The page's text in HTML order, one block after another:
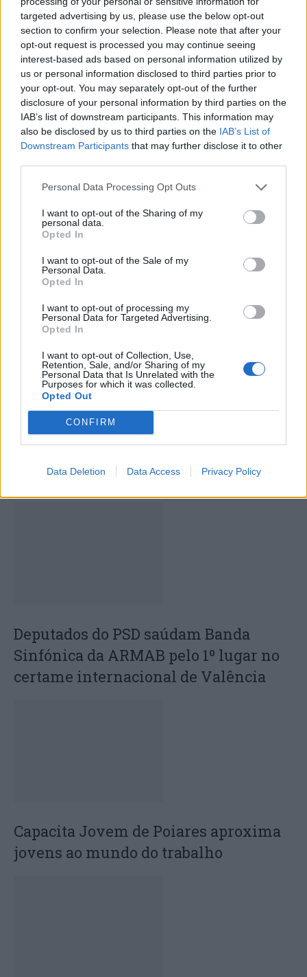
targeted advertising by us, please use the below opt-out
section to confirm your selection. Please note that after your
opt-out request is processed you may continue seeing
interest-based ads based on personal information utilized by
us or personal information disclosed to third parties prior to
your opt-out. You may separately opt-out of the further
disclosure of your personal information by third parties on the
IAB’s list of downstream participants. This information may
also be disclosed by us to third parties on the IAB’s List of
Downstream Participants that may further disclose it to other
Personal Data Processing Opt Outs
I want to opt-out of the Sharing of my
personal data.
Opted In
I want to opt-out of the Sale of my
Personal Data.
Opted In
I want to opt-out of processing my
Personal Data for Targeted Advertising.
Opted In
I want to opt-out of Collection, Use,
Retention, Sale, and/or Sharing of my
Personal Data that Is Unrelated with the
Purposes for which it was collected.
Opted Out
CONFIRM
Data Deletion Data Access Privacy Policy
Sobre o protocolo que permitirá a instalação de
uma base de emergência destinada ao
funcionamento e operacionalização da
Ambulância de SIV em Cantanhede, este
responsável saudou o INEM e a Câmara Municipal.
“Estamos a falar de duas entidades com quem a
liderado por Helena Teodósio, “facilmente se
concretizam projetos”.
Artigo anterior
‘Ciclo da Truta de Góis’
acolhe crianças do
Concelho
Montemor – o – Velho:
Deputados do PSD saúdam Banda
Sinfónica da ARMAB pelo 1º lugar no
certame internacional de Valência
Capacita Jovem de Poiares aproxima
jovens ao mundo do trabalho